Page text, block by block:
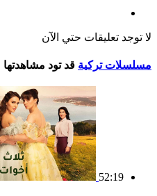
لا توجد تعليقات حتي الآن
مسلسلات تركية قد تود مشاهدتها
52:19